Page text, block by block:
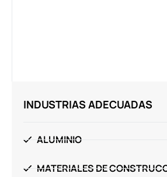
INDUSTRIAS ADECUADAS
ALUMINIO
MATERIALES DE